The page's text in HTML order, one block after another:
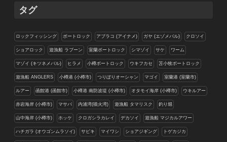
タグ
ロックフィッシング ボートロック アブラコ (アイナメ) ガヤ (エゾメバル) クロソイ
ショアロック 遊漁船 ラブーン 室蘭ボートロック シマゾイ サケ ワーム
マゾイ (キツネメバル) ヒラメ 小樽ボートロック ウキフカセ 苫小牧ボートロック
遊漁船 ANGLERS 小樽港 (小樽市) つりぼりオーシャン マゴイ 室蘭港 (室蘭市)
ルアー 函館港 (函館市) 小樽港 南防波堤 (小樽市) オタモイ海岸 (小樽市) ウキルアー
赤岩海岸 (小樽市) マサバ 内浦湾(噴火湾) 遊漁船 タマリスク 釣り堀
山中海岸 (小樽市) ホッケ クロガシラカレイ デカソイ 遊漁船 マジカルアワー
ハチガラ (オウゴンムラソイ) サビキ マイワシ ショアジギング トゲカジカ